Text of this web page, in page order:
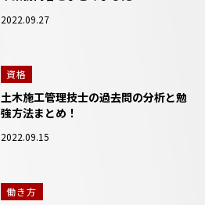
2022.09.27
資格
土木施工管理技士の過去問の分析と勉
強方法まとめ！
2022.09.15
働き方